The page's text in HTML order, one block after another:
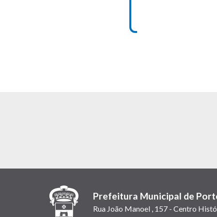
Prefeitura Municipal de
Rua João Manoel , 157 - Centro